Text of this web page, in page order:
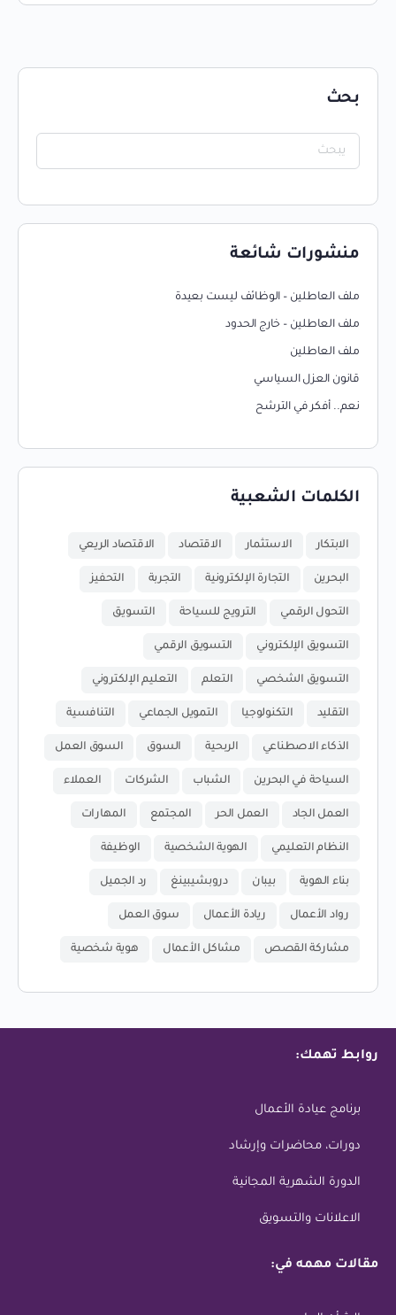
بحث
منشورات شائعة
ملف العاطلين – الوظائف ليست بعيدة
ملف العاطلين – خارج الحدود
ملف العاطلين
قانون العزل السياسي
نعم.. أفكر في الترشح
الكلمات الشعبية
الابتكار الاستثمار الاقتصاد الاقتصاد الريعي
البحرين التجارة الإلكترونية التجربة التحفيز
التحول الرقمي الترويج للسياحة التسويق
التسويق الإلكتروني التسويق الرقمي
التسويق الشخصي التعلم التعليم الإلكتروني
التقليد التكنولوجيا التمويل الجماعي التنافسية
الذكاء الاصطناعي الربحية السوق السوق العمل
السياحة في البحرين الشباب الشركات العملاء
العمل الجاد العمل الحر المجتمع المهارات
النظام التعليمي الهوية الشخصية الوظيفة
بناء الهوية بيبان دروبشيبينغ رد الجميل
رواد الأعمال ريادة الأعمال سوق العمل
مشاركة القصص مشاكل الأعمال هوية شخصية
روابط تهمك:
برنامج عيادة الأعمال
دورات، محاضرات وإرشاد
الدورة الشهرية المجانية
الاعلانات والتسويق
مقالات مهمه في: